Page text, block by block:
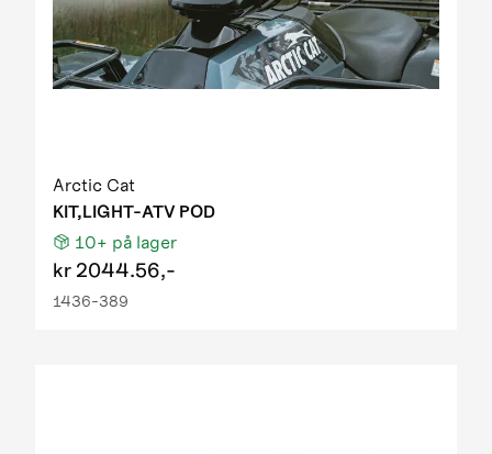
Arctic Cat
KIT,LIGHT-ATV POD
10+ på lager
kr 2044.56,-
1436-389